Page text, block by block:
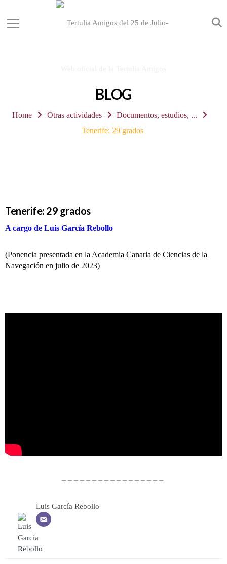
BLOG
Home Otras actividades
Documentos, estudios, ...
Tenerife: 29 grados
Tenerife: 29 grados
A cargo de Luis García Rebollo
(Ponencia presentada en la Academia Canaria de Ciencias de la
Navegación en julio de 2023)
– – – – – – – – – – – – – – – – –
Luis García Rebollo